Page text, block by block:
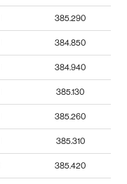
385.290
384.850
384.940
385.130
385.260
385.310
385.420